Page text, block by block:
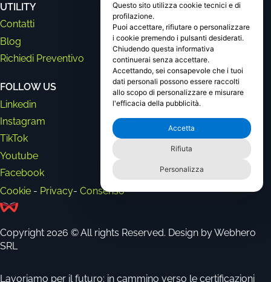
UTILITY
Contatti
Blog
Richiedi Preventivo
FOLLOW US
Linkedin
Instagram
TikTok
Youtube
Facebook
Cookie - Privacy- Consenso
Copyright 2026 © All rights Reserved. Design by Webhero
SRL
Lavoriamo per il futuro: in cammino verso le certificazioni
Questo sito utilizza cookie tecnici e di
profilazione.
Puoi accettare, rifiutare o personalizzare
i cookie premendo i pulsanti desiderati.
Chiudendo questa informativa
continuerai senza accettare.
Accettando, sei consapevole che i tuoi
dati personali possono essere raccolti
allo scopo di personalizzare e misurare
l'efficacia della pubblicità.
Accetta
Rifiuta
Personalizza